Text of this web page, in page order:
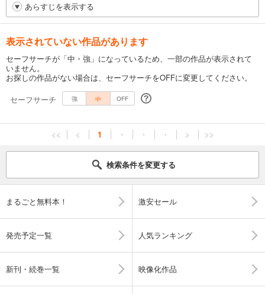
あらすじを表示する
表示されていない作品があります
セーフサーチが「中・強」になっているため、一部の作品が表示されて
いません。
お探しの作品がない場合は、セーフサーチをOFFに変更してください。
セーフサーチ
強 中 OFF
<< < 1 ・ ・ ・ > >>
検索条件を変更する
まるごと無料本！ 激安セール
発売予定一覧 人気ランキング
新刊・続巻一覧 映像化作品